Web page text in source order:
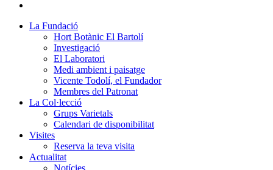
La Fundació
Hort Botànic El Bartolí
Investigació
El Laboratori
Medi ambient i paisatge
Vicente Todolí, el Fundador
Membres del Patronat
La Col·lecció
Grups Varietals
Calendari de disponibilitat
Visites
Reserva la teva visita
Actualitat
Notícies